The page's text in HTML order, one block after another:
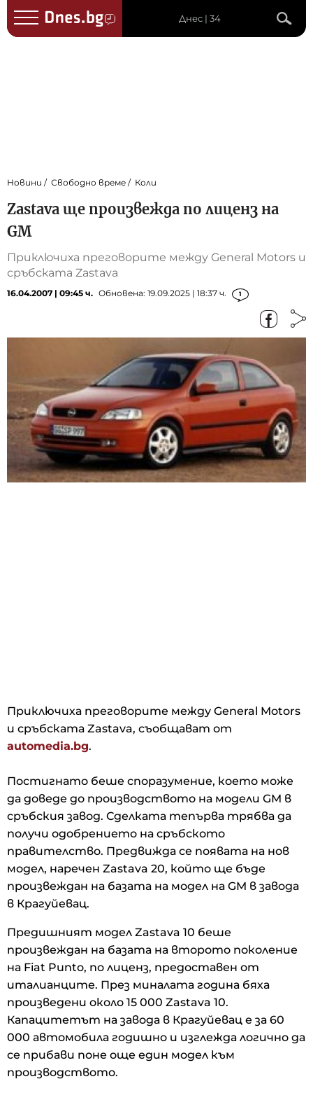
Днес | 34
Новини Свободно време Коли
Zastava ще произвежда по лиценз на
GM
Приключиха преговорите между General Motors и
сръбската Zastava
16.04.2007 | 09:45 ч. Обновена: 19.09.2025 | 18:37 ч. 1
Приключиха преговорите между General Motors
и сръбската Zastava, съобщават от
automedia.bg.
Постигнато беше споразумение, което може
да доведе до производството на модели GM в
сръбския завод. Сделката тепърва трябва да
получи одобрението на сръбското
правителство. Предвижда се появата на нов
модел, наречен Zastava 20, който ще бъде
произвеждан на базата на модел на GM в завода
в Крагуйевац.
Предишният модел Zastava 10 беше
произвеждан на базата на второто поколение
на Fiat Punto, по лиценз, предоставен от
италианците. През миналата година бяха
произведени около 15 000 Zastava 10.
Капацитетът на завода в Крагуйевац е за 60
000 автомобила годишно и изглежда логично да
се прибави поне още един модел към
производството.